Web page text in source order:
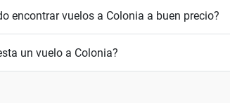
encontrar vuelos a Colonia a buen precio?
un vuelo a Colonia?